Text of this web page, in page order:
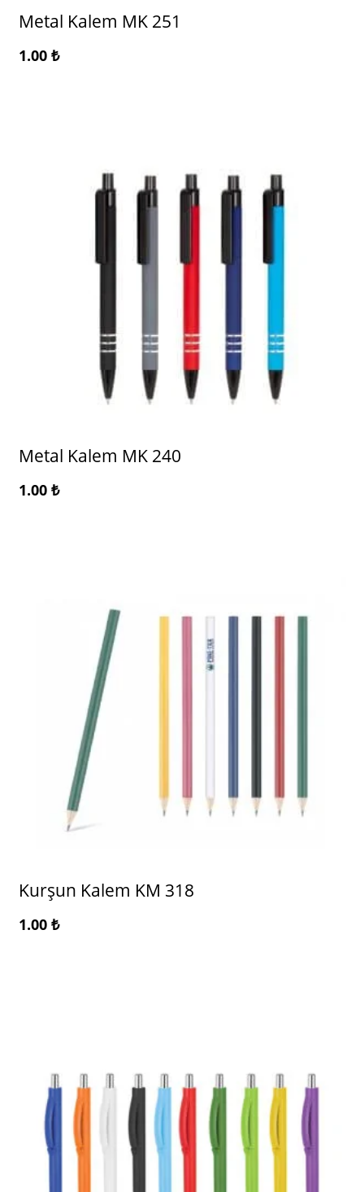
Metal Kalem MK 251
1.00 ₺
Metal Kalem MK 240
1.00 ₺
Kurşun Kalem KM 318
1.00 ₺